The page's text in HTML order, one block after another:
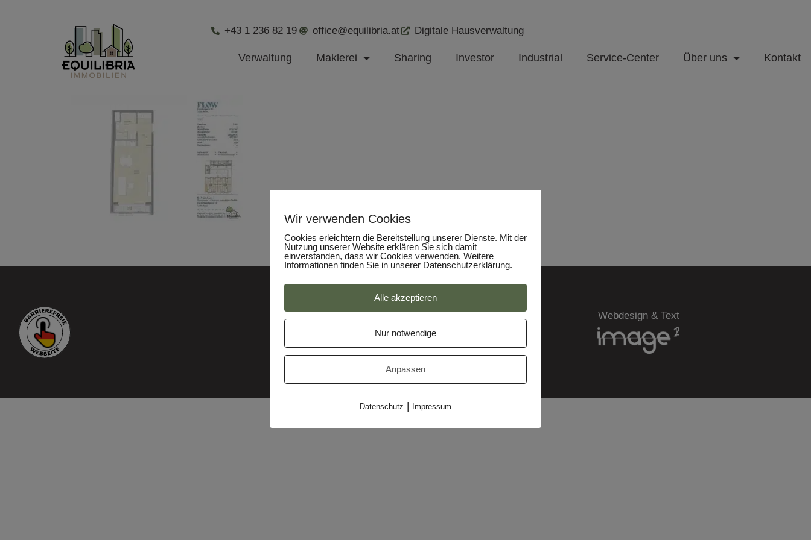
+43 1 236 82 19 office@equilibria.at Digitale Hausverwaltung
Verwaltung Maklerei Sharing Investor Industrial Service-Center Über uns Kontakt
Datenschutz Webdesign & Text
Wir verwenden Cookies
Cookies erleichtern die Bereitstellung unserer Dienste. Mit der
Nutzung unserer Website erklären Sie sich damit
einverstanden, dass wir Cookies verwenden. Weitere
Informationen finden Sie in unserer Datenschutzerklärung.
Alle akzeptieren
Nur notwendige
Anpassen
Datenschutz | Impressum